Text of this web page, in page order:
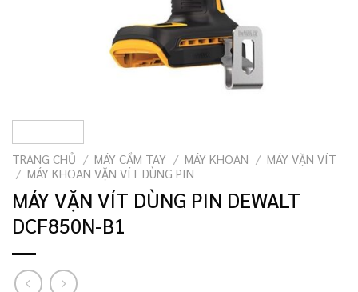
TRANG CHỦ / MÁY CẦM TAY / MÁY KHOAN / MÁY VẶN VÍT
/ MÁY KHOAN VẶN VÍT DÙNG PIN
MÁY VẶN VÍT DÙNG PIN DEWALT
DCF850N-B1